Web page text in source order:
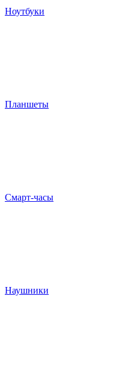
Ноутбуки
Планшеты
Смарт-часы
Наушники